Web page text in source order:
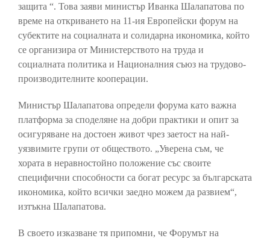
защитa “. Това заяви министър Иванка Шалапатова по
време на откриването на 11-ия Европейски форум на
субектите на социалната и солидарна икономика, който
се организира от Министерството на труда и
социалната политика и Националния съюз на трудово-
производителните кооперации.
Министър Шалапатова определи форума като важна
платформа за споделяне на добри практики и опит за
осигуряване на достоен живот чрез заетост на най-
уязвимите групи от обществото. „Уверена съм, че
хората в неравностойно положение със своите
специфични способности са богат ресурс за българската
икономика, който всички заедно можем да развием“,
изтъкна Шалапатова.
В своето изказване тя припомни, че Форумът на